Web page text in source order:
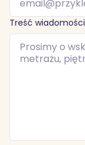
Treść wiadomości